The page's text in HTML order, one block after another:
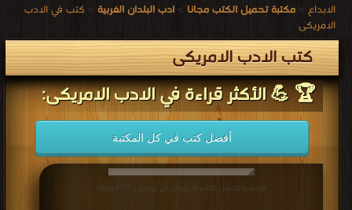
الابداع > مكتبة تحميل الكتب مجانا > ادب البلدان الغربية > كتب في الادب
الامريكى
كتب الادب الامريكى
🏆 💪 الأكثر قراءة في الادب الامريكى:
أفضل كتب في كل المكتبة
قراءة و تحميل كتاب لا يمكن ان يؤذينى PDF مجانا